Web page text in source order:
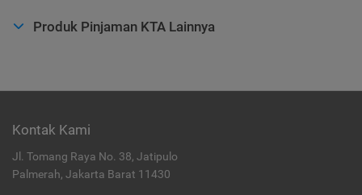
Produk Pinjaman KTA Lainnya
Kontak Kami
Jl. Tomang Raya No. 38, Jatipulo
Palmerah, Jakarta Barat 11430